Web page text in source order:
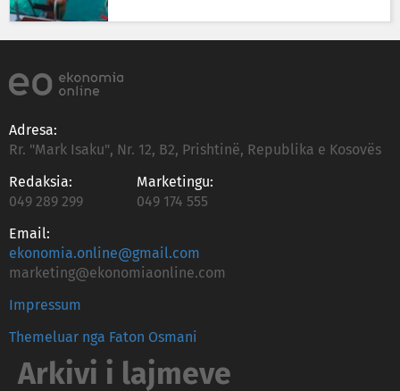
Adresa:
Rr. "Mark Isaku", Nr. 12, B2, Prishtinë, Republika e Kosovës
Redaksia:
049 289 299
Marketingu:
049 174 555
Email:
ekonomia.online@gmail.com
marketing@ekonomiaonline.com
Impressum
Themeluar nga Faton Osmani
Arkivi i lajmeve